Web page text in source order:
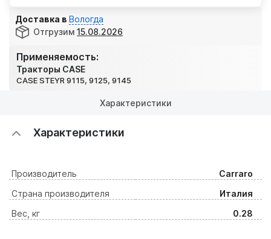
Применяемость:
Тракторы CASE
CASE STEYR 9115, 9125, 9145
Доставка в Вологда
Отгрузим 15.08.2026
Характеристики
Характеристики
Производитель
Carraro
Страна производителя
Италия
Вес, кг
0.28